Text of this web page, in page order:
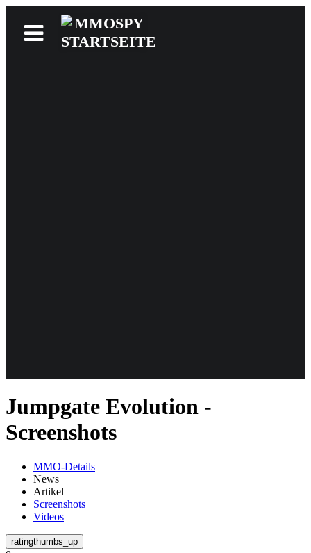
Jumpgate Evolution -
Screenshots
MMO-Details
News
Artikel
Screenshots
Videos